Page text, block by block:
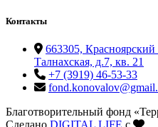
Контакты
663305,
Талнахская, д.7, кв. 21
+7 (3919) 46-53-33
Благотворительный фонд